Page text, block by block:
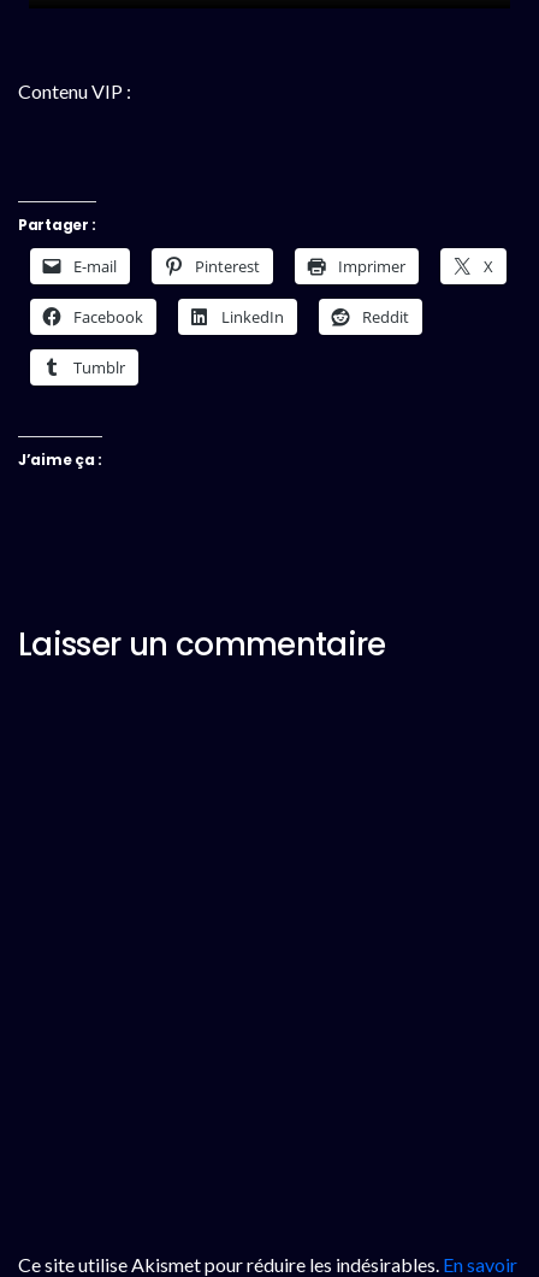
Contenu VIP :
Partager :
E-mail Pinterest Imprimer X
Facebook LinkedIn Reddit
Tumblr
J’aime ça :
Laisser un commentaire
Ce site utilise Akismet pour réduire les indésirables. En savoir